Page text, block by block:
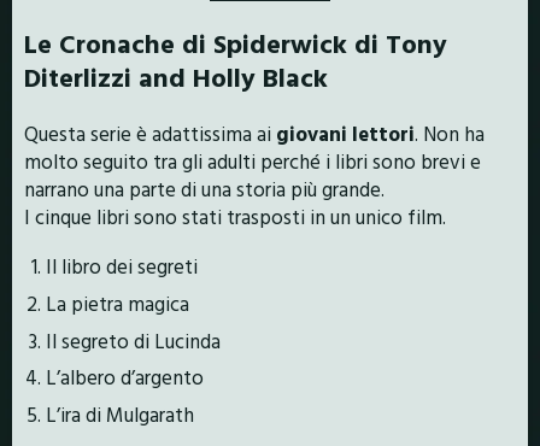
Le Cronache di Spiderwick di Tony
Diterlizzi and Holly Black
Questa serie è adattissima ai giovani lettori. Non ha
molto seguito tra gli adulti perché i libri sono brevi e
narrano una parte di una storia più grande.
I cinque libri sono stati trasposti in un unico film.
Il libro dei segreti
La pietra magica
Il segreto di Lucinda
L’albero d’argento
L’ira di Mulgarath